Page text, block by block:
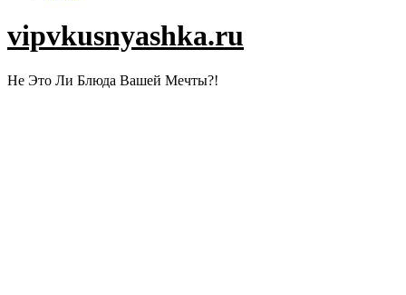
vipvkusnyashka.ru
Не Это Ли Блюда Вашей Мечты?!